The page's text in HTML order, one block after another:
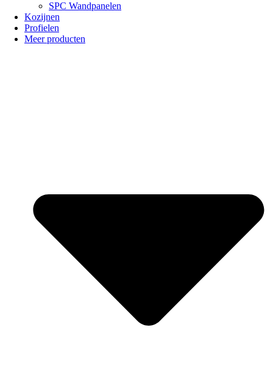
SPC Wandpanelen
Kozijnen
Profielen
Meer producten